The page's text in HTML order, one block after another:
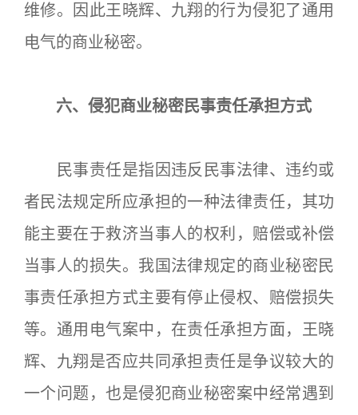
维修。因此王晓辉、九翔的行为侵犯了通用
电气的商业秘密。
六、侵犯商业秘密民事责任承担方式
民事责任是指因违反民事法律、违约或
者民法规定所应承担的一种法律责任，其功
能主要在于救济当事人的权利，赔偿或补偿
当事人的损失。我国法律规定的商业秘密民
事责任承担方式主要有停止侵权、赔偿损失
等。通用电气案中，在责任承担方面，王晓
辉、九翔是否应共同承担责任是争议较大的
一个问题，也是侵犯商业秘密案中经常遇到